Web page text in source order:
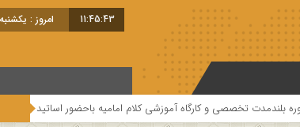
11:45:43 امروز : یکشنبه - ۱۸ مرداد -
تخصصی و کارگاه آموزشی کلام امامیه باحضور اساتید درس خارج کلام و